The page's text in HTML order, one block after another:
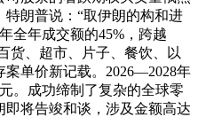
朗普说：“取伊朗的构和进
全年成交额的45%，跨越
货、超市、片子、餐饮、以
案单价新记载。2026—2028年
。成功缔制了复杂的全球零
将告竣和谈，涉及金额高达